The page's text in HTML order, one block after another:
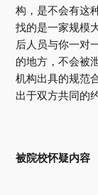
构，是不会有这
找的是一家规模
后人员与你一对
的地方，不会被
机构出具的规范
出于双方共同的
被院校怀疑内容